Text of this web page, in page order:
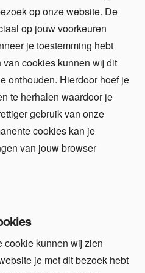
op onze website. De
op jouw voorkeuren
je toestemming hebt
cookies kunnen wij dit
onthouden. Hierdoor hoef je
te herhalen waardoor je
gebruik van onze
cookies kan je
van jouw browser
cookie kunnen wij zien
je met dit bezoek hebt